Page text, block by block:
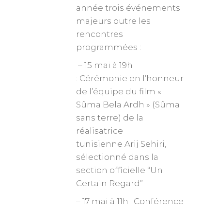
année trois événements
majeurs outre les
rencontres
programmées :
– 15 mai à 19h
: Cérémonie en l’honneur
de l’équipe du film «
Sûma Bela Ardh » (Sûma
sans terre) de la
réalisatrice
tunisienne Arij Sehiri,
sélectionné dans la
section officielle “Un
Certain Regard”
– 17 mai à 11h : Conférence